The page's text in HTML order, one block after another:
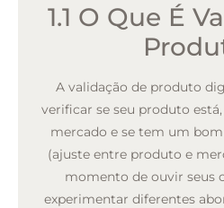
1.1 O Que É
A validação de produto
verificar se seu produto
mercado e se tem um
(ajuste entre produto e
momento de ouvir seus
experimentar diferentes